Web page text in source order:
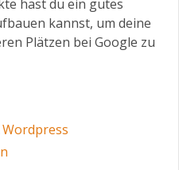
hast du ein gutes
kannst, um deine
Plätzen bei Google zu
Wordpress